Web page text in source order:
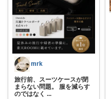
mrk
旅行前、スーツケースが閉
まらない問題。 服を減らす
のではなく ...